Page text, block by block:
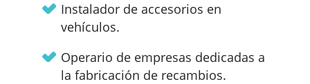
Instalador de accesorios en
vehículos.
Operario de empresas dedicadas a
la fabricación de recambios.